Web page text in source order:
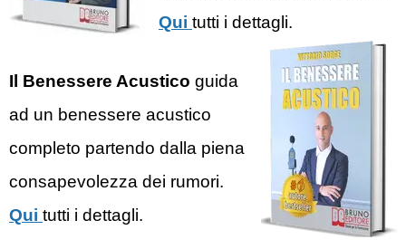
Qui tutti i dettagli.
Il Benessere Acustico guida
ad un benessere acustico
completo partendo dalla piena
consapevolezza dei rumori.
Qui tutti i dettagli.